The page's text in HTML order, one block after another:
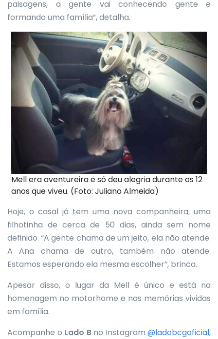
paisagens, a gente vai conhecendo gente e
formando uma família”, detalha.
Mell era aventureira e só deu alegria durante os 12
anos que viveu. (Foto: Juliano Almeida)
Hoje, o casal já tem uma nova companheira, uma
filhotinha de cerca de 50 dias, ainda sem nome
definido. “A gente chama de um jeito, ela não atende.
A Ana chama de outro, também não atende.
Estamos esperando ela mesma escolher”, brinca.
Apesar disso, o lugar da Mell é único e está na
homenagem no motorhome e nas memórias vividas
em família.
Acompanhe o Lado B no Instagram @ladobcgoficial,